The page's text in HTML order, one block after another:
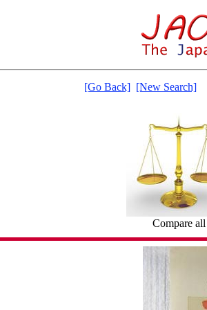
[Go Back] [New Search]
Compare all